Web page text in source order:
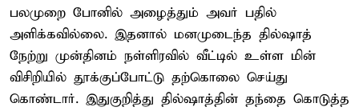
பலமுறை போனில் அழைத்தும் அவர் பதில்
அளிக்கவில்லை. இதனால் மனமுடைந்த தில்ஷாத்
நேற்று முன்தினம் நள்ளிரவில் வீட்டில் உள்ள மின்
விசிறியில் தூக்குப்போட்டு தற்கொலை செய்து
கொண்டார். இதுகுறித்து தில்ஷாத்தின் தந்தை கொடுத்த